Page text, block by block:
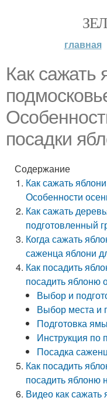
главная
Как сажать
посадки
Содержание
Как сажать
Особенности
Как сажать
подготовленный
Когда сажать
саженца яблони
Как посадить
посадить яблоню
Выбор и
Выбор места и
Подготовка ямы
Инструкция по
Посадка
Как посадить
посадить яблоню
Видео как